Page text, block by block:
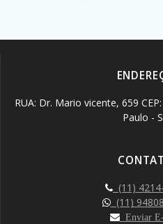
RUA: Dr. Mario vicente, 659
Paulo -
(11)
(11)
Enviar